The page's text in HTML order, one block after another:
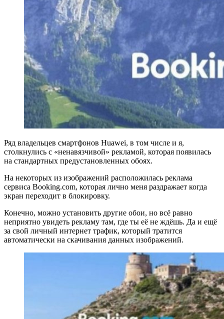
Ряд владельцев смартфонов Huawei, в том числе и я,
столкнулись с «ненавязчивой» рекламой, которая появилась
на стандартных предустановленных обоях.
На некоторых из изображений расположилась реклама
сервиса Booking.com, которая лично меня раздражает когда
экран переходит в блокировку.
Конечно, можно установить другие обои, но всё равно
неприятно увидеть рекламу там, где ты её не ждёшь. Да и ещё
за свой личный интернет трафик, который тратится
автоматически на скачивания данных изображений.